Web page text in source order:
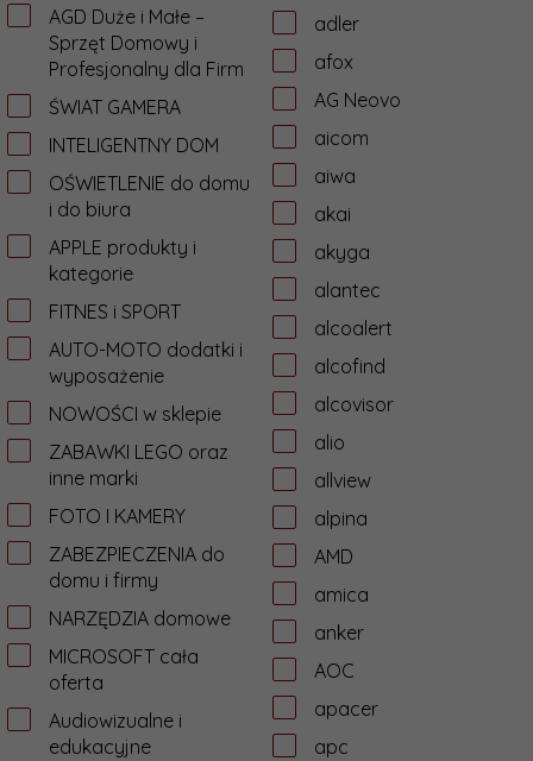
AGD Duże i Małe –
Sprzęt Domowy i
Profesjonalny dla Firm
ŚWIAT GAMERA
INTELIGENTNY DOM
OŚWIETLENIE do domu
i do biura
APPLE produkty i
kategorie
FITNES i SPORT
AUTO-MOTO dodatki i
wyposażenie
NOWOŚCI w sklepie
ZABAWKI LEGO oraz
inne marki
FOTO I KAMERY
ZABEZPIECZENIA do
domu i firmy
NARZĘDZIA domowe
MICROSOFT cała
oferta
Audiowizualne i
edukacyjne
adler
afox
AG Neovo
aicom
aiwa
akai
akyga
alantec
alcoalert
alcofind
alcovisor
alio
allview
alpina
AMD
amica
anker
AOC
apacer
apc